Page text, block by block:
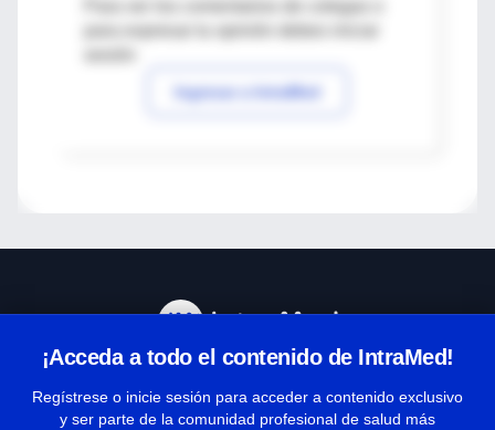
Para ver los comentarios de colegas o
Ingresar a IntraMed
¡Acceda a todo el contenido de IntraMed!
Regístrese o inicie sesión para acceder a contenido exclusivo
y ser parte de la comunidad profesional de salud más